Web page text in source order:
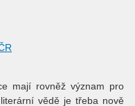
mají rovněž význam pro
vědě je třeba nově